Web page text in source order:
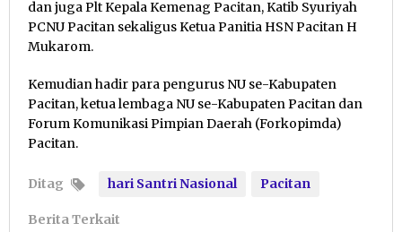
dan juga Plt Kepala Kemenag Pacitan, Katib Syuriyah
PCNU Pacitan sekaligus Ketua Panitia HSN Pacitan H
Mukarom.
Kemudian hadir para pengurus NU se-Kabupaten
Pacitan, ketua lembaga NU se-Kabupaten Pacitan dan
Forum Komunikasi Pimpian Daerah (Forkopimda)
Pacitan.
Ditag hari Santri Nasional Pacitan
Berita Terkait